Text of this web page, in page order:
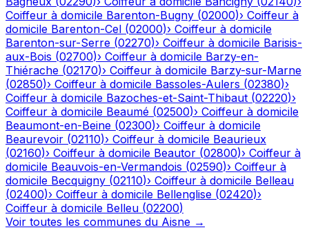
Coiffeur à domicile Barenton-Bugny (02000)› Coiffeur à
domicile Barenton-Cel (02000)› Coiffeur à domicile
Barenton-sur-Serre (02270)› Coiffeur à domicile Barisis-
aux-Bois (02700)› Coiffeur à domicile Barzy-en-
Thiérache (02170)› Coiffeur à domicile Barzy-sur-Marne
(02850)› Coiffeur à domicile Bassoles-Aulers (02380)›
Coiffeur à domicile Bazoches-et-Saint-Thibaut (02220)›
Coiffeur à domicile Beaumé (02500)› Coiffeur à domicile
Beaumont-en-Beine (02300)› Coiffeur à domicile
Beaurevoir (02110)› Coiffeur à domicile Beaurieux
(02160)› Coiffeur à domicile Beautor (02800)› Coiffeur à
domicile Beauvois-en-Vermandois (02590)› Coiffeur à
domicile Becquigny (02110)› Coiffeur à domicile Belleau
(02400)› Coiffeur à domicile Bellenglise (02420)›
Coiffeur à domicile Belleu (02200)
Voir toutes les communes du Aisne →